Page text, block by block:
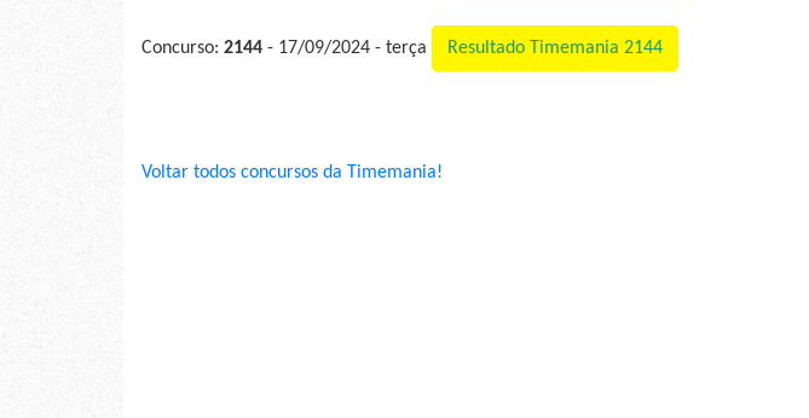
Concurso: 2144 - 17/09/2024 - terça Resultado Timemania 2144
Voltar todos concursos da Timemania!